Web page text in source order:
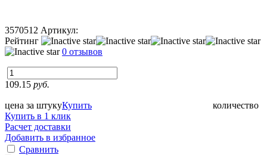
3570512 Артикул:
Рейтинг
0 отзывов
109.15 руб.
цена за штуку количество
Купить
Купить в 1 клик
Расчет доставки
Добавить в избранное
Сравнить